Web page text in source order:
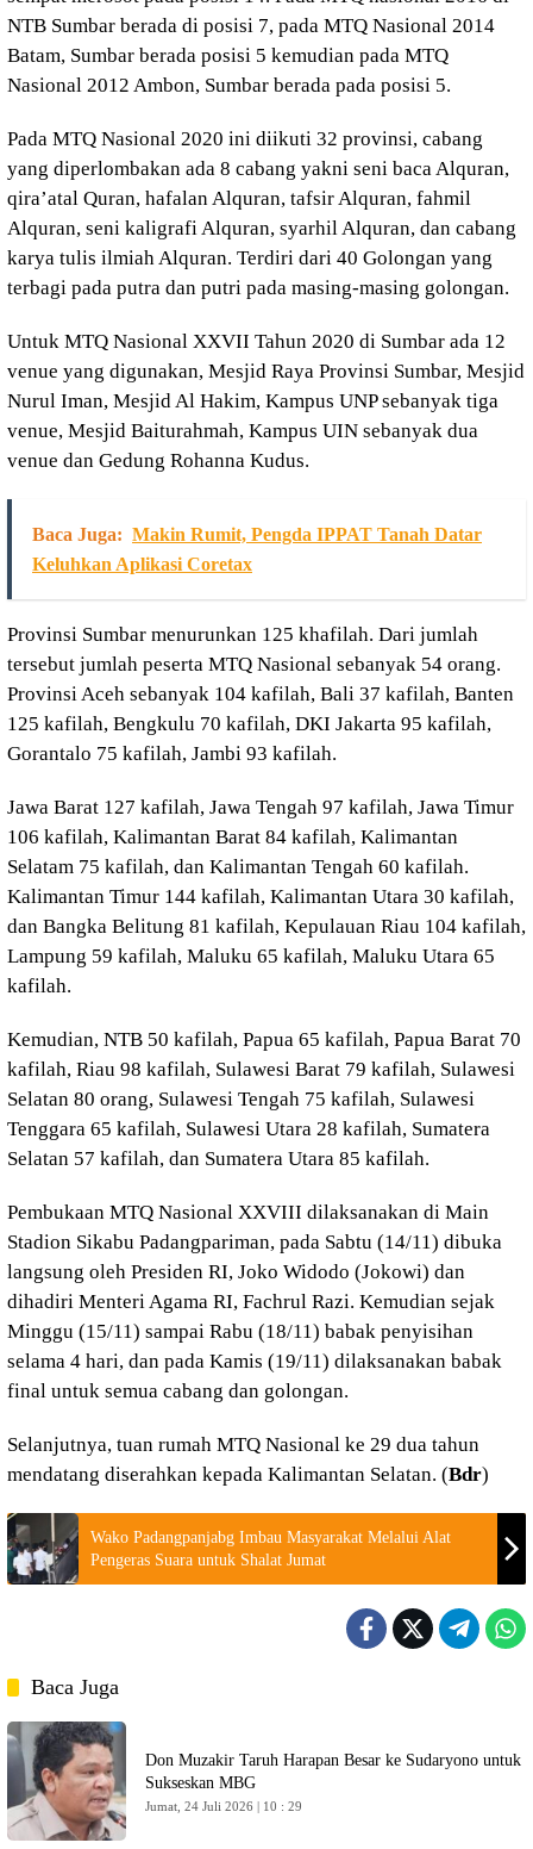
NTB Sumbar berada di posisi 7, pada MTQ Nasional 2014
Batam, Sumbar berada posisi 5 kemudian pada MTQ
Nasional 2012 Ambon, Sumbar berada pada posisi 5.
Pada MTQ Nasional 2020 ini diikuti 32 provinsi, cabang
yang diperlombakan ada 8 cabang yakni seni baca Alquran,
qira’atal Quran, hafalan Alquran, tafsir Alquran, fahmil
Alquran, seni kaligrafi Alquran, syarhil Alquran, dan cabang
karya tulis ilmiah Alquran. Terdiri dari 40 Golongan yang
terbagi pada putra dan putri pada masing-masing golongan.
Untuk MTQ Nasional XXVII Tahun 2020 di Sumbar ada 12
venue yang digunakan, Mesjid Raya Provinsi Sumbar, Mesjid
Nurul Iman, Mesjid Al Hakim, Kampus UNP sebanyak tiga
venue, Mesjid Baiturahmah, Kampus UIN sebanyak dua
venue dan Gedung Rohanna Kudus.
Baca Juga: Makin Rumit, Pengda IPPAT Tanah Datar
Keluhkan Aplikasi Coretax
Provinsi Sumbar menurunkan 125 khafilah. Dari jumlah
tersebut jumlah peserta MTQ Nasional sebanyak 54 orang.
Provinsi Aceh sebanyak 104 kafilah, Bali 37 kafilah, Banten
125 kafilah, Bengkulu 70 kafilah, DKI Jakarta 95 kafilah,
Gorantalo 75 kafilah, Jambi 93 kafilah.
Jawa Barat 127 kafilah, Jawa Tengah 97 kafilah, Jawa Timur
106 kafilah, Kalimantan Barat 84 kafilah, Kalimantan
Selatam 75 kafilah, dan Kalimantan Tengah 60 kafilah.
Kalimantan Timur 144 kafilah, Kalimantan Utara 30 kafilah,
dan Bangka Belitung 81 kafilah, Kepulauan Riau 104 kafilah,
Lampung 59 kafilah, Maluku 65 kafilah, Maluku Utara 65
kafilah.
Kemudian, NTB 50 kafilah, Papua 65 kafilah, Papua Barat 70
kafilah, Riau 98 kafilah, Sulawesi Barat 79 kafilah, Sulawesi
Selatan 80 orang, Sulawesi Tengah 75 kafilah, Sulawesi
Tenggara 65 kafilah, Sulawesi Utara 28 kafilah, Sumatera
Selatan 57 kafilah, dan Sumatera Utara 85 kafilah.
Pembukaan MTQ Nasional XXVIII dilaksanakan di Main
Stadion Sikabu Padangpariman, pada Sabtu (14/11) dibuka
langsung oleh Presiden RI, Joko Widodo (Jokowi) dan
dihadiri Menteri Agama RI, Fachrul Razi. Kemudian sejak
Minggu (15/11) sampai Rabu (18/11) babak penyisihan
selama 4 hari, dan pada Kamis (19/11) dilaksanakan babak
final untuk semua cabang dan golongan.
Selanjutnya, tuan rumah MTQ Nasional ke 29 dua tahun
mendatang diserahkan kepada Kalimantan Selatan. (Bdr)
Wako Padangpanjabg Imbau Masyarakat Melalui Alat
Pengeras Suara untuk Shalat Jumat
Baca Juga
Don Muzakir Taruh Harapan Besar ke Sudaryono untuk
Sukseskan MBG
Jumat, 24 Juli 2026 | 10 : 29